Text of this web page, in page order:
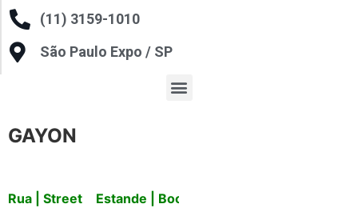
(11) 3159-1010
São Paulo Expo / SP
GAYON
Rua | Street
Estande | Booth